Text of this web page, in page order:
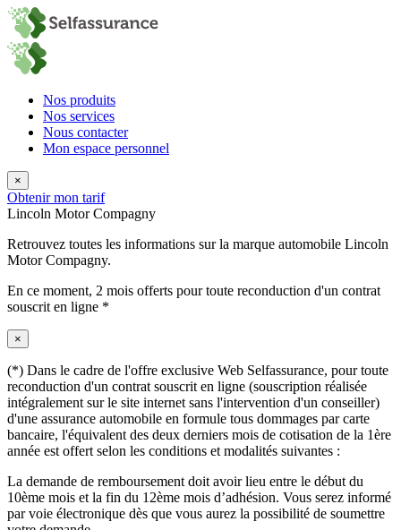
Nos produits
Nos services
Nous contacter
Mon espace personnel
×
Obtenir mon tarif
Lincoln Motor Compagny
Retrouvez toutes les informations sur la marque automobile Lincoln
Motor Compagny.
En ce moment, 2 mois offerts pour toute reconduction d'un contrat
souscrit en ligne *
×
(*) Dans le cadre de l'offre exclusive Web Selfassurance, pour toute
reconduction d'un contrat souscrit en ligne (souscription réalisée
intégralement sur le site internet sans l'intervention d'un conseiller)
d'une assurance automobile en formule tous dommages par carte
bancaire, l'équivalent des deux derniers mois de cotisation de la 1ère
année est offert selon les conditions et modalités suivantes :
La demande de remboursement doit avoir lieu entre le début du
10ème mois et la fin du 12ème mois d’adhésion. Vous serez informé
par voie électronique dès que vous aurez la possibilité de soumettre